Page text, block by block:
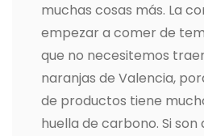
muchas cosas más. La
empezar a comer de
que no necesitemos
naranjas de Valencia,
de productos tiene
huella de carbono. Si